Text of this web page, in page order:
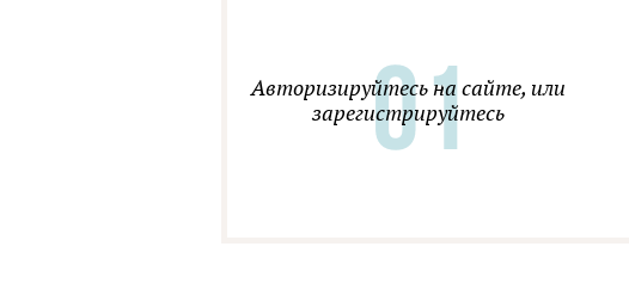
Авторизируйтесь на сайте, или
зарегистрируйтесь